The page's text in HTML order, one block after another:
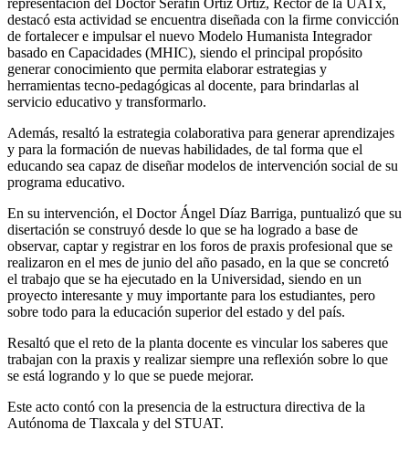
destacó esta actividad se encuentra diseñada con la firme convicción
de fortalecer e impulsar el nuevo Modelo Humanista Integrador
basado en Capacidades (MHIC), siendo el principal propósito
generar conocimiento que permita elaborar estrategias y
herramientas tecno-pedagógicas al docente, para brindarlas al
servicio educativo y transformarlo.
Además, resaltó la estrategia colaborativa para generar aprendizajes
y para la formación de nuevas habilidades, de tal forma que el
educando sea capaz de diseñar modelos de intervención social de su
programa educativo.
En su intervención, el Doctor Ángel Díaz Barriga, puntualizó que su
disertación se construyó desde lo que se ha logrado a base de
observar, captar y registrar en los foros de praxis profesional que se
realizaron en el mes de junio del año pasado, en la que se concretó
el trabajo que se ha ejecutado en la Universidad, siendo en un
proyecto interesante y muy importante para los estudiantes, pero
sobre todo para la educación superior del estado y del país.
Resaltó que el reto de la planta docente es vincular los saberes que
trabajan con la praxis y realizar siempre una reflexión sobre lo que
se está logrando y lo que se puede mejorar.
Este acto contó con la presencia de la estructura directiva de la
Autónoma de Tlaxcala y del STUAT.